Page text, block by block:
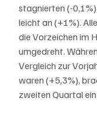
stagnierten (-
leicht an (+1%).
die Vorzeichen im
umgedreht.
Vergleich zur
waren (+5,3%),
zweiten Quartal